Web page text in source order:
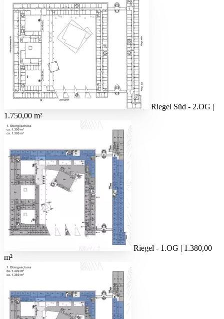
Riegel Süd - 2.OG |
1.750,00 m²
Riegel - 1.OG | 1.380,00
m²